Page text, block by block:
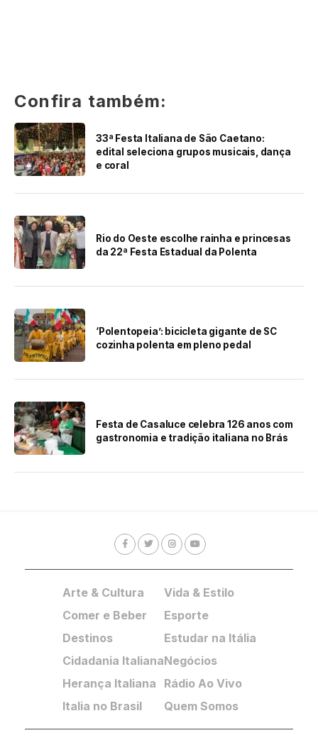
Confira também:
33ª Festa Italiana de São Caetano:
edital seleciona grupos musicais, dança
e coral
Rio do Oeste escolhe rainha e princesas
da 22ª Festa Estadual da Polenta
‘Polentopeia’: bicicleta gigante de SC
cozinha polenta em pleno pedal
Festa de Casaluce celebra 126 anos com
gastronomia e tradição italiana no Brás
Arte & Cultura
Comer e Beber
Destinos
Cidadania Italiana
Herança Italiana
Italia no Brasil
Vida & Estilo
Esporte
Estudar na Itália
Negócios
Rádio Ao Vivo
Quem Somos